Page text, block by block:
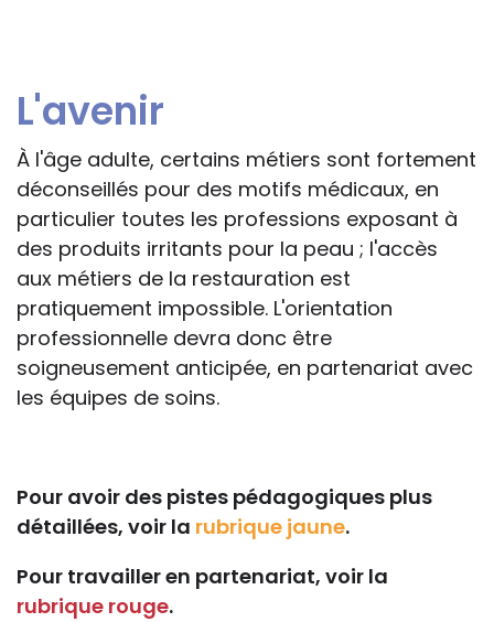
L'avenir
À l'âge adulte, certains métiers sont fortement
déconseillés pour des motifs médicaux, en
particulier toutes les professions exposant à
des produits irritants pour la peau ; l'accès
aux métiers de la restauration est
pratiquement impossible. L'orientation
professionnelle devra donc être
soigneusement anticipée, en partenariat avec
les équipes de soins.
Pour avoir des pistes pédagogiques plus
détaillées, voir la rubrique jaune.
Pour travailler en partenariat, voir la
rubrique rouge.